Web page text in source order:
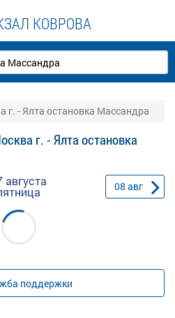
КОВРОВА
г. - Ялта остановка Массандра
г. - Ялта остановка
августа 08 авг
поддержки